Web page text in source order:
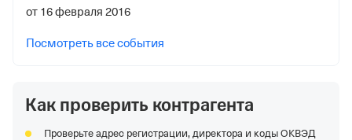
от 16 февраля 2016
Посмотреть все события
Как проверить контрагента
Проверьте адрес регистрации, директора и коды ОКВЭД